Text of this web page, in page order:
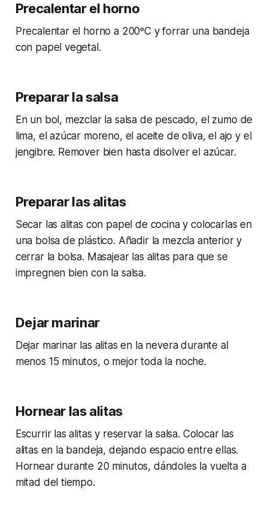
Precalentar el horno
Precalentar el horno a 200ºC y forrar una bandeja
con papel vegetal.
Preparar la salsa
En un bol, mezclar la salsa de pescado, el zumo de
lima, el azúcar moreno, el aceite de oliva, el ajo y el
jengibre. Remover bien hasta disolver el azúcar.
Preparar las alitas
Secar las alitas con papel de cocina y colocarlas en
una bolsa de plástico. Añadir la mezcla anterior y
cerrar la bolsa. Masajear las alitas para que se
impregnen bien con la salsa.
Dejar marinar
Dejar marinar las alitas en la nevera durante al
menos 15 minutos, o mejor toda la noche.
Hornear las alitas
Escurrir las alitas y reservar la salsa. Colocar las
alitas en la bandeja, dejando espacio entre ellas.
Hornear durante 20 minutos, dándoles la vuelta a
mitad del tiempo.